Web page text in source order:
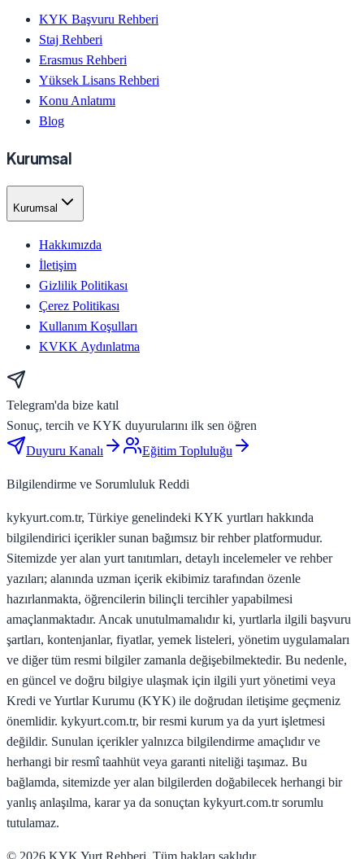
KYK Başvuru Rehberi
Staj Rehberi
Erasmus Rehberi
Yüksek Lisans Rehberi
Konu Anlatımı
Blog
Kurumsal
Kurumsal
Hakkımızda
İletişim
Gizlilik Politikası
Çerez Politikası
Kullanım Koşulları
KVKK Aydınlatma
Telegram'da bize katıl
Sonuç, tercih ve KYK duyurularını ilk sen öğren
Duyuru Kanalı
Eğitim Topluluğu
Bilgilendirme ve Sorumluluk Reddi
kykyurt.com.tr, Türkiye genelindeki KYK yurtları hakkında
bilgilendirici içerikler sunan bağımsız bir rehber platformudur.
Sitemizde yer alan yurt tanıtımları, detaylı incelemeler ve rehber
yazıları; alanında uzman içerik ekibimiz tarafından özenle
hazırlanmakta, öğrencilerin bilinçli tercihler yapabilmesi
amaçlanmaktadır. Ancak unutulmamalıdır ki, yurtlarla ilgili başvuru
şartları, kontenjanlar, fiyatlar, yemek listeleri, yönetim uygulamaları
ve diğer tüm resmi bilgiler zamanla değişebilmektedir. Bu nedenle,
en güncel ve doğru bilgiye ulaşmak için ilgili yurt yönetimi veya
Kredi ve Yurtlar Kurumu (KYK) ile doğrudan iletişime geçmeniz
önemlidir. kykyurt.com.tr, bir resmi kurum ya da yurt işletmesi
değildir. Sunulan içerikler yalnızca bilgilendirme amaçlıdır ve
herhangi bir resmî taahhüt veya garanti niteliği taşımaz. Bu
bağlamda, sitemizde yer alan bilgilerden doğabilecek herhangi bir
yanlış anlaşılma, karar ya da sonuçtan kykyurt.com.tr sorumlu
tutulamaz.
© 2026 KYK Yurt Rehberi. Tüm hakları saklıdır.